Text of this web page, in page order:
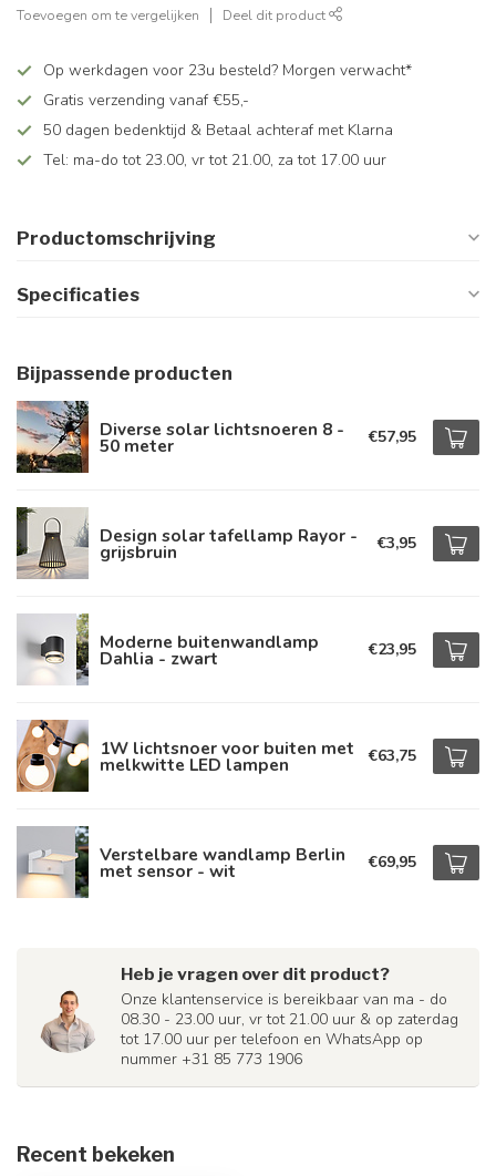
Toevoegen om te vergelijken Deel dit product
Op werkdagen voor 23u besteld? Morgen verwacht*
Gratis verzending vanaf €55,-
50 dagen bedenktijd & Betaal achteraf met Klarna
Tel: ma-do tot 23.00, vr tot 21.00, za tot 17.00 uur
Productomschrijving
Specificaties
Bijpassende producten
Diverse solar lichtsnoeren 8 -
50 meter €57,95
Design solar tafellamp Rayor -
grijsbruin €3,95
Moderne buitenwandlamp
Dahlia - zwart €23,95
1W lichtsnoer voor buiten met
melkwitte LED lampen €63,75
Verstelbare wandlamp Berlin
met sensor - wit €69,95
Heb je vragen over dit product?
Onze klantenservice is bereikbaar van ma - do
08.30 - 23.00 uur, vr tot 21.00 uur & op zaterdag
tot 17.00 uur per telefoon en WhatsApp op
nummer +31 85 773 1906
Recent bekeken